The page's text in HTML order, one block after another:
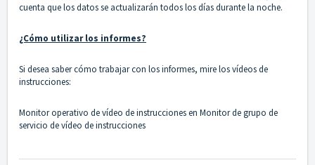
cuenta que los datos se actualizarán todos los días durante la noche.
¿Cómo utilizar los informes?
Si desea saber cómo trabajar con los informes, mire los vídeos de
instrucciones:
Monitor operativo de vídeo de instruccionesen Monitor de grupo de
servicio de vídeo de instrucciones